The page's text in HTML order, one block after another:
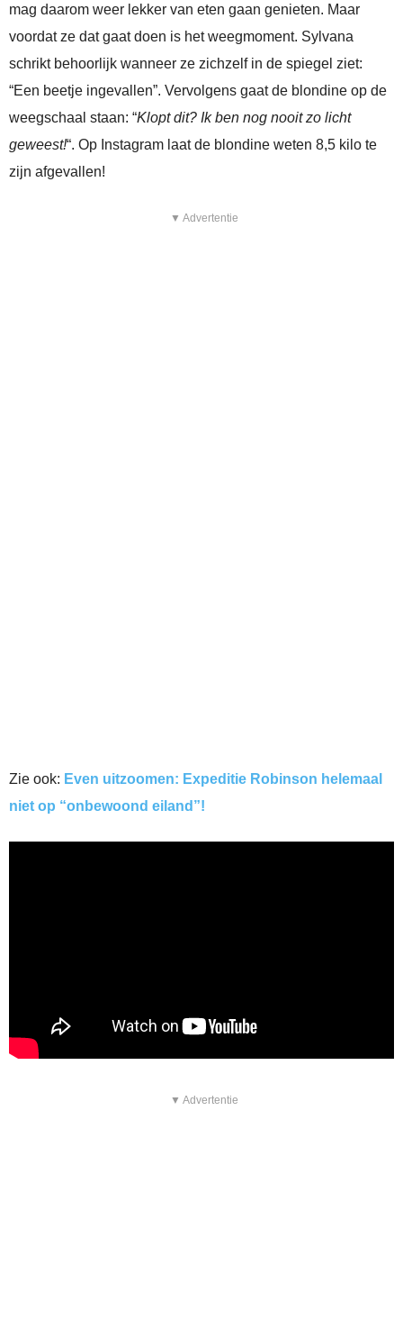
mag daarom weer lekker van eten gaan genieten. Maar
voordat ze dat gaat doen is het weegmoment. Sylvana
schrikt behoorlijk wanneer ze zichzelf in de spiegel ziet:
“Een beetje ingevallen”. Vervolgens gaat de blondine op de
weegschaal staan: “Klopt dit? Ik ben nog nooit zo licht
geweest!“. Op Instagram laat de blondine weten 8,5 kilo te
zijn afgevallen!
▼ Advertentie
Zie ook: Even uitzoomen: Expeditie Robinson helemaal
niet op “onbewoond eiland”!
▼ Advertentie